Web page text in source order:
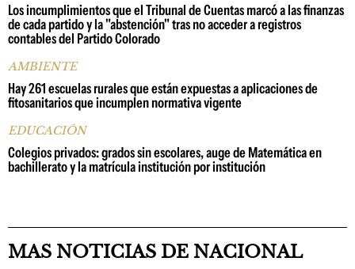
Los incumplimientos que el Tribunal de Cuentas marcó a las finanzas
de cada partido y la "abstención" tras no acceder a registros
contables del Partido Colorado
AMBIENTE
Hay 261 escuelas rurales que están expuestas a aplicaciones de
fitosanitarios que incumplen normativa vigente
EDUCACIÓN
Colegios privados: grados sin escolares, auge de Matemática en
bachillerato y la matrícula institución por institución
MAS NOTICIAS DE NACIONAL